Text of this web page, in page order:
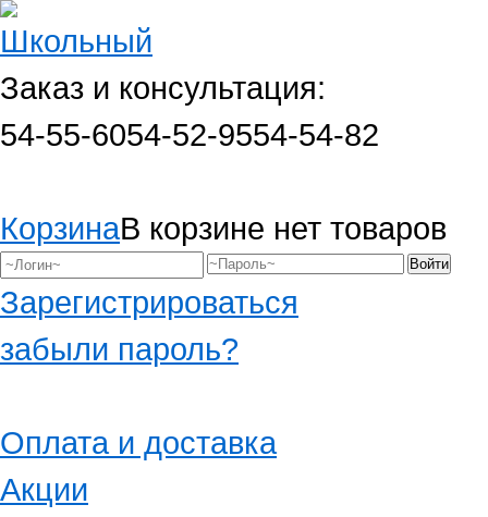
Заказ и консультация:
54-55-6054-52-9554-54-82
КорзинаВ корзине нет товаров
Зарегистрироваться
забыли пароль?
Оплата и доставка
Акции